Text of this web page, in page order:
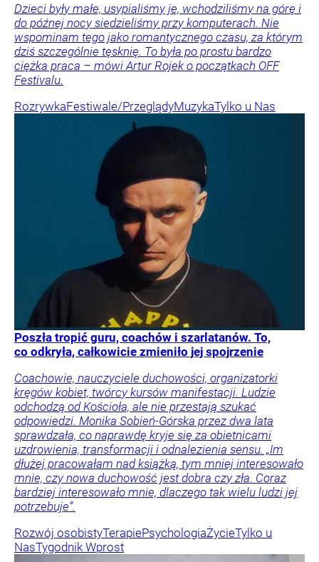
Dzieci były małe, usypialiśmy je, wchodziliśmy na górę i
do późnej nocy siedzieliśmy przy komputerach. Nie
wspominam tego jako romantycznego czasu, za którym
dziś szczególnie tęsknię. To była po prostu bardzo
ciężka praca – mówi Artur Rojek o początkach OFF
Festivalu.
RozrywkaFestiwale/PrzeglądyMuzykaTylko u Nas
Poszła tropić guru, coachów i szarlatanów. To,
co odkryła, całkowicie zmieniło jej spojrzenie
Coachowie, nauczyciele duchowości, organizatorki
kręgów kobiet, twórcy kursów manifestacji. Ludzie
odchodzą od Kościoła, ale nie przestają szukać
odpowiedzi. Monika Sobień-Górska przez dwa lata
sprawdzała, co naprawdę kryje się za obietnicami
uzdrowienia, transformacji i odnalezienia sensu. „Im
dłużej pracowałam nad książką, tym mniej interesowało
mnie, czy nowa duchowość jest dobra czy zła. Coraz
bardziej interesowało mnie, dlaczego tak wielu ludzi jej
potrzebuje”.
Rozwój osobistyTerapiePsychologiaŻycieTylko u
NasTygodnik Wprost